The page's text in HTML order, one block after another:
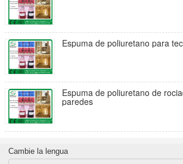
Espuma de poliuretano para
Espuma de poliuretano de
paredes
Cambie la lengua